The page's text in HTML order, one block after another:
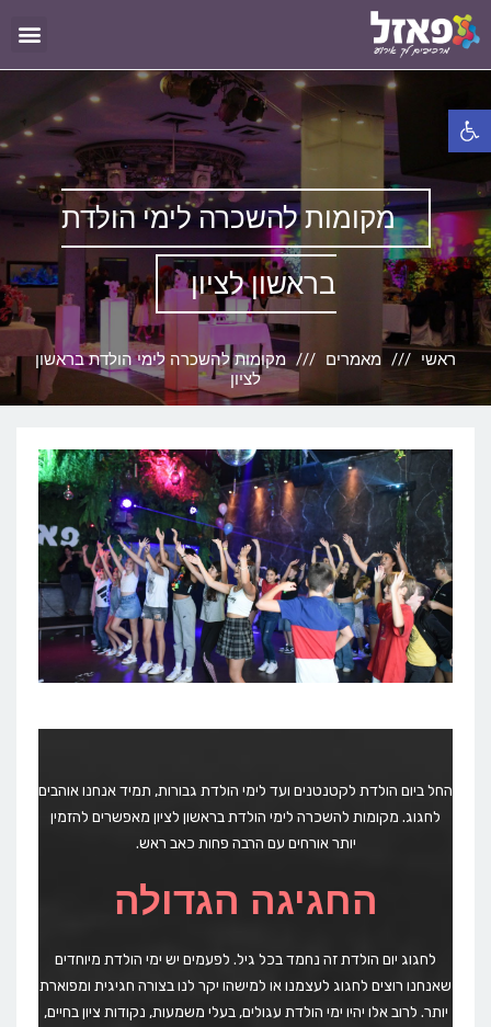
פתח סרגל נגישות
מקומות להשכרה לימי הולדת
בראשון לציון
ראשי מאמרים
מקומות להשכרה לימי הולדת בראשון
לציון
החל ביום הולדת לקטנטנים ועד לימי הולדת גבורות, תמיד אנחנו אוהבים
לחגוג. מקומות להשכרה לימי הולדת בראשון לציון מאפשרים להזמין
יותר אורחים עם הרבה פחות כאב ראש.
החגיגה הגדולה
לחגוג יום הולדת זה נחמד בכל גיל. לפעמים יש ימי הולדת מיוחדים
שאנחנו רוצים לחגוג לעצמנו או למישהו יקר לנו בצורה חגיגית ומפוארת
יותר. לרוב אלו יהיו ימי הולדת עגולים, בעלי משמעות, נקודות ציון בחיים,